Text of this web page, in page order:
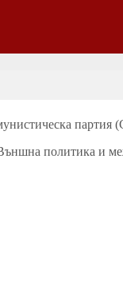
партия
политика и